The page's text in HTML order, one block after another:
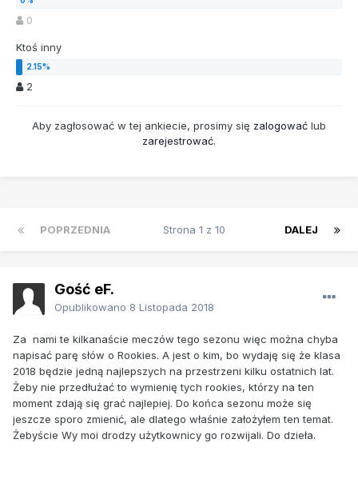
0
Ktoś inny
2
Aby zagłosować w tej ankiecie, prosimy się zalogować lub
zarejestrować.
POPRZEDNIA DALEJ
Strona 1 z 10
Gość eF.
Opublikowano 8 Listopada 2018
Za nami te kilkanaście meczów tego sezonu więc można chyba
napisać parę słów o Rookies. A jest o kim, bo wydaję się że klasa
2018 będzie jedną najlepszych na przestrzeni kilku ostatnich lat.
Żeby nie przedłużać to wymienię tych rookies, którzy na ten
moment zdają się grać najlepiej. Do końca sezonu może się
jeszcze sporo zmienić, ale dlatego właśnie założyłem ten temat.
Żebyście Wy moi drodzy użytkownicy go rozwijali. Do dzieła.